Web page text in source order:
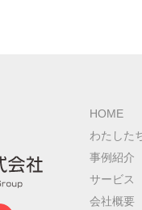
HOME
わたした
事例紹介
サービス
会社概要